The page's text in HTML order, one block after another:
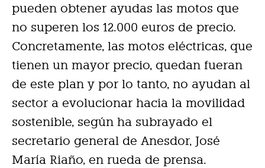
pueden obtener ayudas las motos que
no superen los 12.000 euros de precio.
Concretamente, las motos eléctricas, que
tienen un mayor precio, quedan fueran
de este plan y por lo tanto, no ayudan al
sector a evolucionar hacia la movilidad
sostenible, según ha subrayado el
secretario general de Anesdor, José
María Riaño, en rueda de prensa.